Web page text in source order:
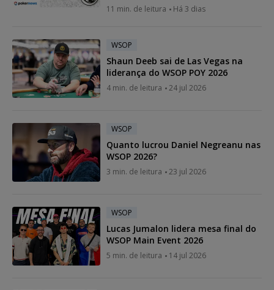
11 min. de leitura Há 3 dias
WSOP
Shaun Deeb sai de Las Vegas na
liderança do WSOP POY 2026
4 min. de leitura 24 jul 2026
WSOP
Quanto lucrou Daniel Negreanu nas
WSOP 2026?
3 min. de leitura 23 jul 2026
WSOP
Lucas Jumalon lidera mesa final do
WSOP Main Event 2026
5 min. de leitura 14 jul 2026